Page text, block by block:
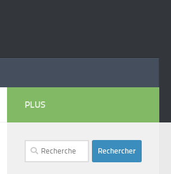
PLUS
Rechercher :